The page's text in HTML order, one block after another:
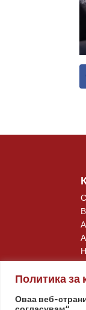
Политика за
Оваа веб-